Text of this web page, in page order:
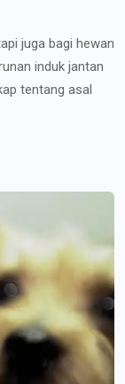
juga bagi hewan
induk jantan
tentang asal